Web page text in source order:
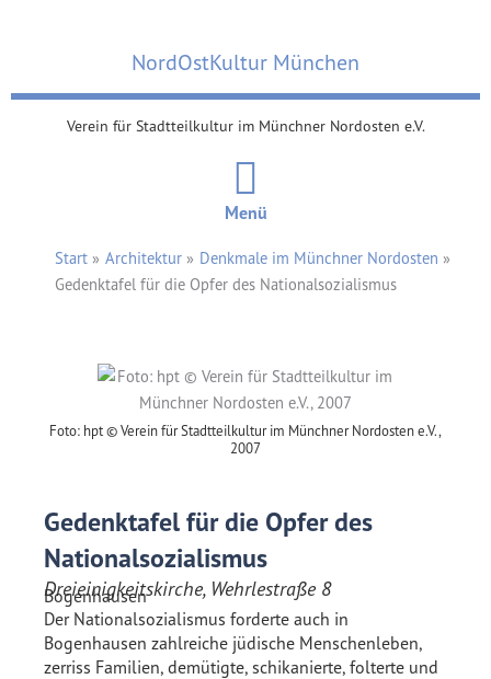
NordOstKultur München
Verein für Stadtteilkultur im Münchner Nordosten e.V.
Menü
Start Architektur
Denkmale im Münchner Nordosten
Gedenktafel für die Opfer des Nationalsozialismus
Foto: hpt © Verein für Stadtteilkultur im Münchner Nordosten e.V.,
2007
Gedenktafel für die Opfer des
Nationalsozialismus
Dreieinigkeitskirche, Wehrlestraße 8
Bogenhausen
Der Nationalsozialismus forderte auch in
Bogenhausen zahlreiche jüdische Menschenleben,
zerriss Familien, demütigte, schikanierte, folterte und